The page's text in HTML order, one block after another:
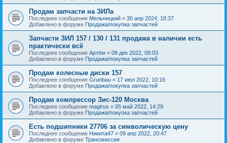
Продам запчасти на ЗИЛа
Последнее сообщение Мельницкий « 30 апр 2024, 18:37
Добавлено в форуме Продажа/покупка запчастей
Запчасти ЗИЛ 157 / 130 / 131 продажа в наличии есть
практически всё
Последнее сообщение Артём « 08 дек 2022, 08:03
Добавлено в форуме Продажа/покупка запчастей
Продам колесные диски 157
Последнее сообщение Grunbau « 17 июл 2022, 10:16
Добавлено в форуме Продажа/покупка запчастей
Продам компрессор Зис-120 Москва
Последнее сообщение magirus « 05 май 2022, 14:29
Добавлено в форуме Продажа/покупка запчастей
Есть подшипники 27706 за символическую цену
Последнее сообщение Никита47 « 09 апр 2022, 20:47
Добавлено в форуме Трансмиссия